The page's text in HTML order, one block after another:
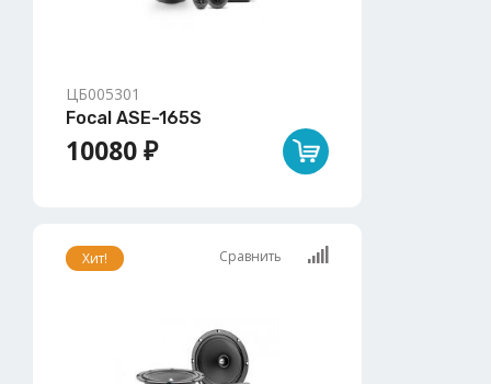
ЦБ005301
Focal ASE-165S
10080 ₽
Хит! Сравнить